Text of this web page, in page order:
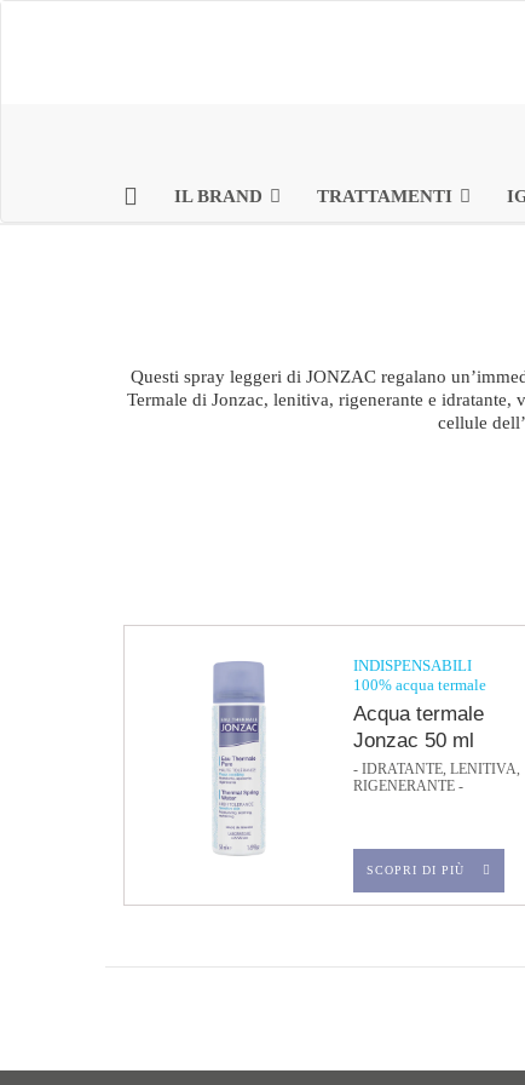
IL BRAND TRATTAMENTI
Questi spray leggeri di JONZAC regalano
Termale di Jonzac, lenitiva, rigenerante e idratante,
cellule
INDISPENSABILI
100% acqua termale
Acqua termale
Jonzac 50 ml
- IDRATANTE, LENITIVA,
RIGENERANTE -
SCOPRI DI PIÙ